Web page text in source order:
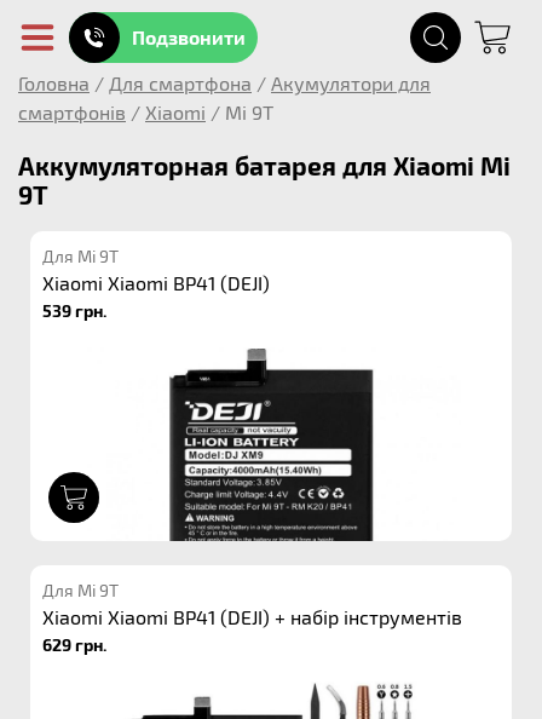
Подзвонити
Головна / Для смартфона / Акумулятори для
смартфонів / Xiaomi / Mi 9T
Аккумуляторная батарея для Xiaomi Mi
9T
Для Mi 9T
Xiaomi Xiaomi BP41 (DEJI)
539 грн.
Для Mi 9T
Xiaomi Xiaomi BP41 (DEJI) + набір інструментів
629 грн.